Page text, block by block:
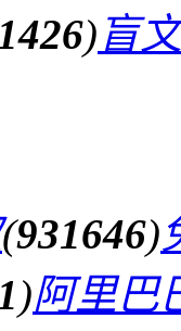
)盲文
(931646)
)阿里巴